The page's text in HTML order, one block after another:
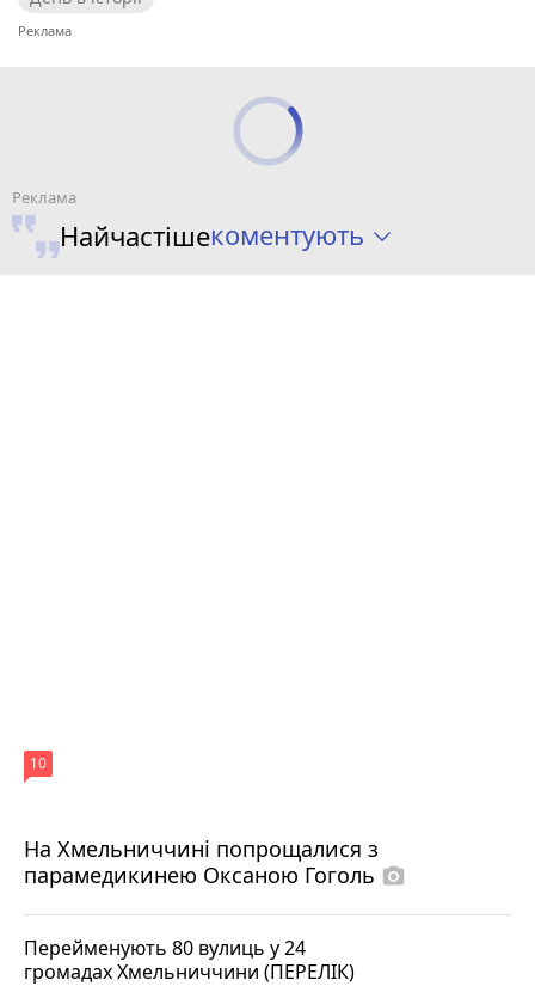
Найчастішекоментують
На Хмельниччині попрощалися з
парамедикинею Оксаною Гоголь photo_camera
10
Перейменують 80 вулиць у 24
громадах Хмельниччини (ПЕРЕЛІК)